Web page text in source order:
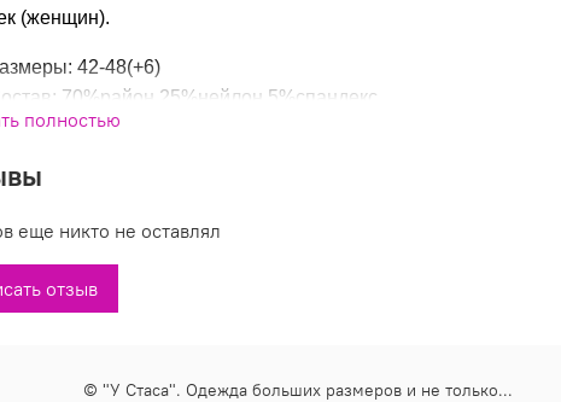
(женщин).
42-48(+6)
70%район,25%нейлон,5%спандекс
Турция
купить нарядные брюки-лосины под рептилию модель
полностью
еще никто не оставлял
отзыв
© "У Стаса". Одежда больших размеров и не только...